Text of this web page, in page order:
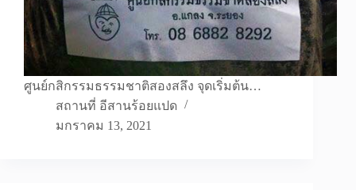
ศูนย์กสิกรรมธรรมชาติสองสลึง จุดเริ่มต้น…
สถานที่ อีสานร้อยแปด
มกราคม 13, 2021